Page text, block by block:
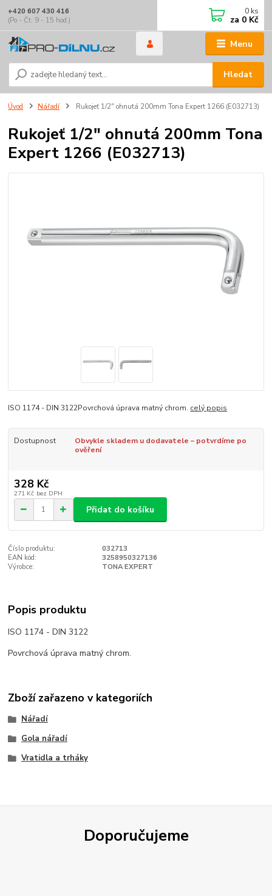
Menu
Hledat
+420 607 430 416
(Po - Čt: 9 - 15 hod.)
0 ks
za 0 Kč
Úvod Nářadí Rukojeť 1/2" ohnutá 200mm Tona Expert 1266 (E032713)
Rukojeť 1/2" ohnutá 200mm Tona
Expert 1266 (E032713)
ISO 1174 - DIN 3122Povrchová úprava matný chrom. celý popis
Dostupnost
Obvykle skladem u dodavatele – potvrdíme po
ověření
328 Kč
271 Kč bez DPH
Přidat do košíku
Číslo produktu:
032713
EAN kód:
3258950327136
Výrobce:
TONA EXPERT
Popis produktu
ISO 1174 - DIN 3122
Povrchová úprava matný chrom.
Zboží zařazeno v kategoriích
Nářadí
Gola nářadí
Vratidla a trháky
Doporučujeme